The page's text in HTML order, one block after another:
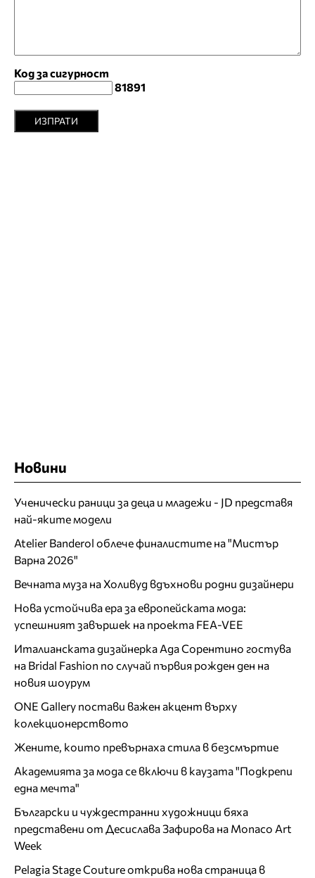
Код за сигурност
81891
ИЗПРАТИ
Новини
Ученически раници за деца и младежи - JD представя
най-яките модели
Atelier Banderol облече финалистите на "Мистър
Варна 2026"
Вечната муза на Холивуд вдъхнови родни дизайнери
Нова устойчива ера за европейската мода:
успешният завършек на проекта FEA-VEE
Италианската дизайнерка Ада Сорентино гостува
на Bridal Fashion по случай първия рожден ден на
новия шоурум
ONE Gallery постави важен акцент върху
колекционерството
Жените, които превърнаха стила в безсмъртие
Академията за мода се включи в каузата "Подкрепи
една мечта"
Български и чуждестранни художници бяха
представени от Десислава Зафирова на Monaco Art
Week
Pelagia Stage Couture открива нова страница в